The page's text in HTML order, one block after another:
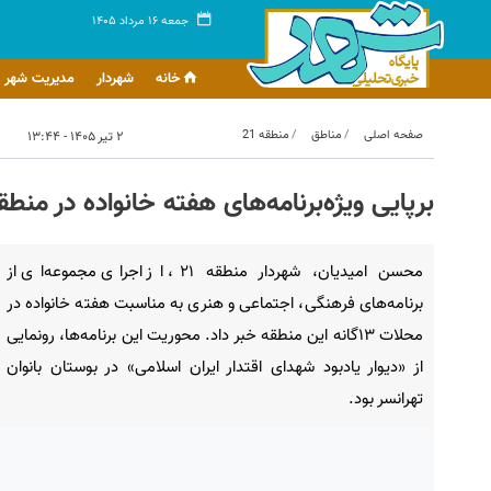
جمعه ۱۶ مرداد ۱۴۰۵
خانه شهردار مدیریت شهر
صفحه اصلی مناطق منطقه 21 ۲ تیر ۱۴۰۵ - ۱۳:۴۴
برپایی ویژه‌برنامه‌های هفته خانواده در منطقه ۲۱ و رونمایی از «دیوار یادبود شهدای
محسن امیدیان، شهردار منطقه ۲۱، از اجرای مجموعه‌ای از
برنامه‌های فرهنگی، اجتماعی و هنری به مناسبت هفته خانواده در
محلات ۱۳گانه این منطقه خبر داد. محوریت این برنامه‌ها، رونمایی
از «دیوار یادبود شهدای اقتدار ایران اسلامی» در بوستان بانوان
تهرانسر بود.